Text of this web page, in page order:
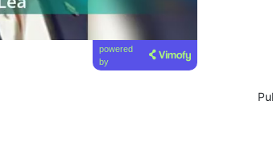
powered
by